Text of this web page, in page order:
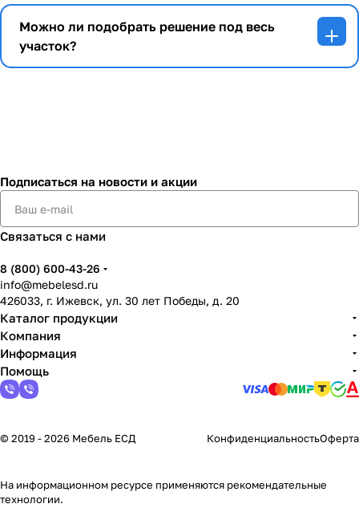
Можно ли подобрать решение под весь
участок?
Подписаться на новости и акции
Связаться с нами
8 (800) 600-43-26
info@mebelesd.ru
426033, г. Ижевск, ул. 30 лет Победы, д. 20
Каталог продукции
Компания
Информация
Помощь
© 2019 - 2026 Мебель ЕСД КонфиденциальностьОферта
На информационном ресурсе применяются рекомендательные
технологии.